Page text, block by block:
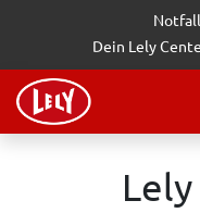
Zum Inhalt springen
Dein Lely